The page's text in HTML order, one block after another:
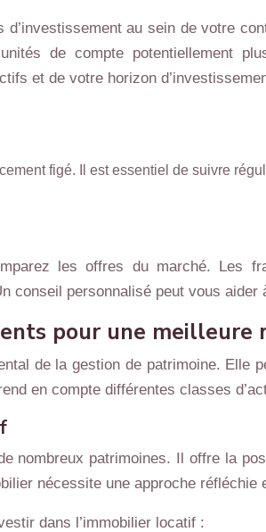
au sein de votre
de compte potentiellement
et de votre horizon
figé. Il est essentiel de suivre
les offres du marché. Les
conseil personnalisé peut vous
pour une
de la gestion de patrimoine. Elle
en compte différentes classes
nombreux patrimoines. Il offre la
nécessite une approche
dans l’immobilier locatif :